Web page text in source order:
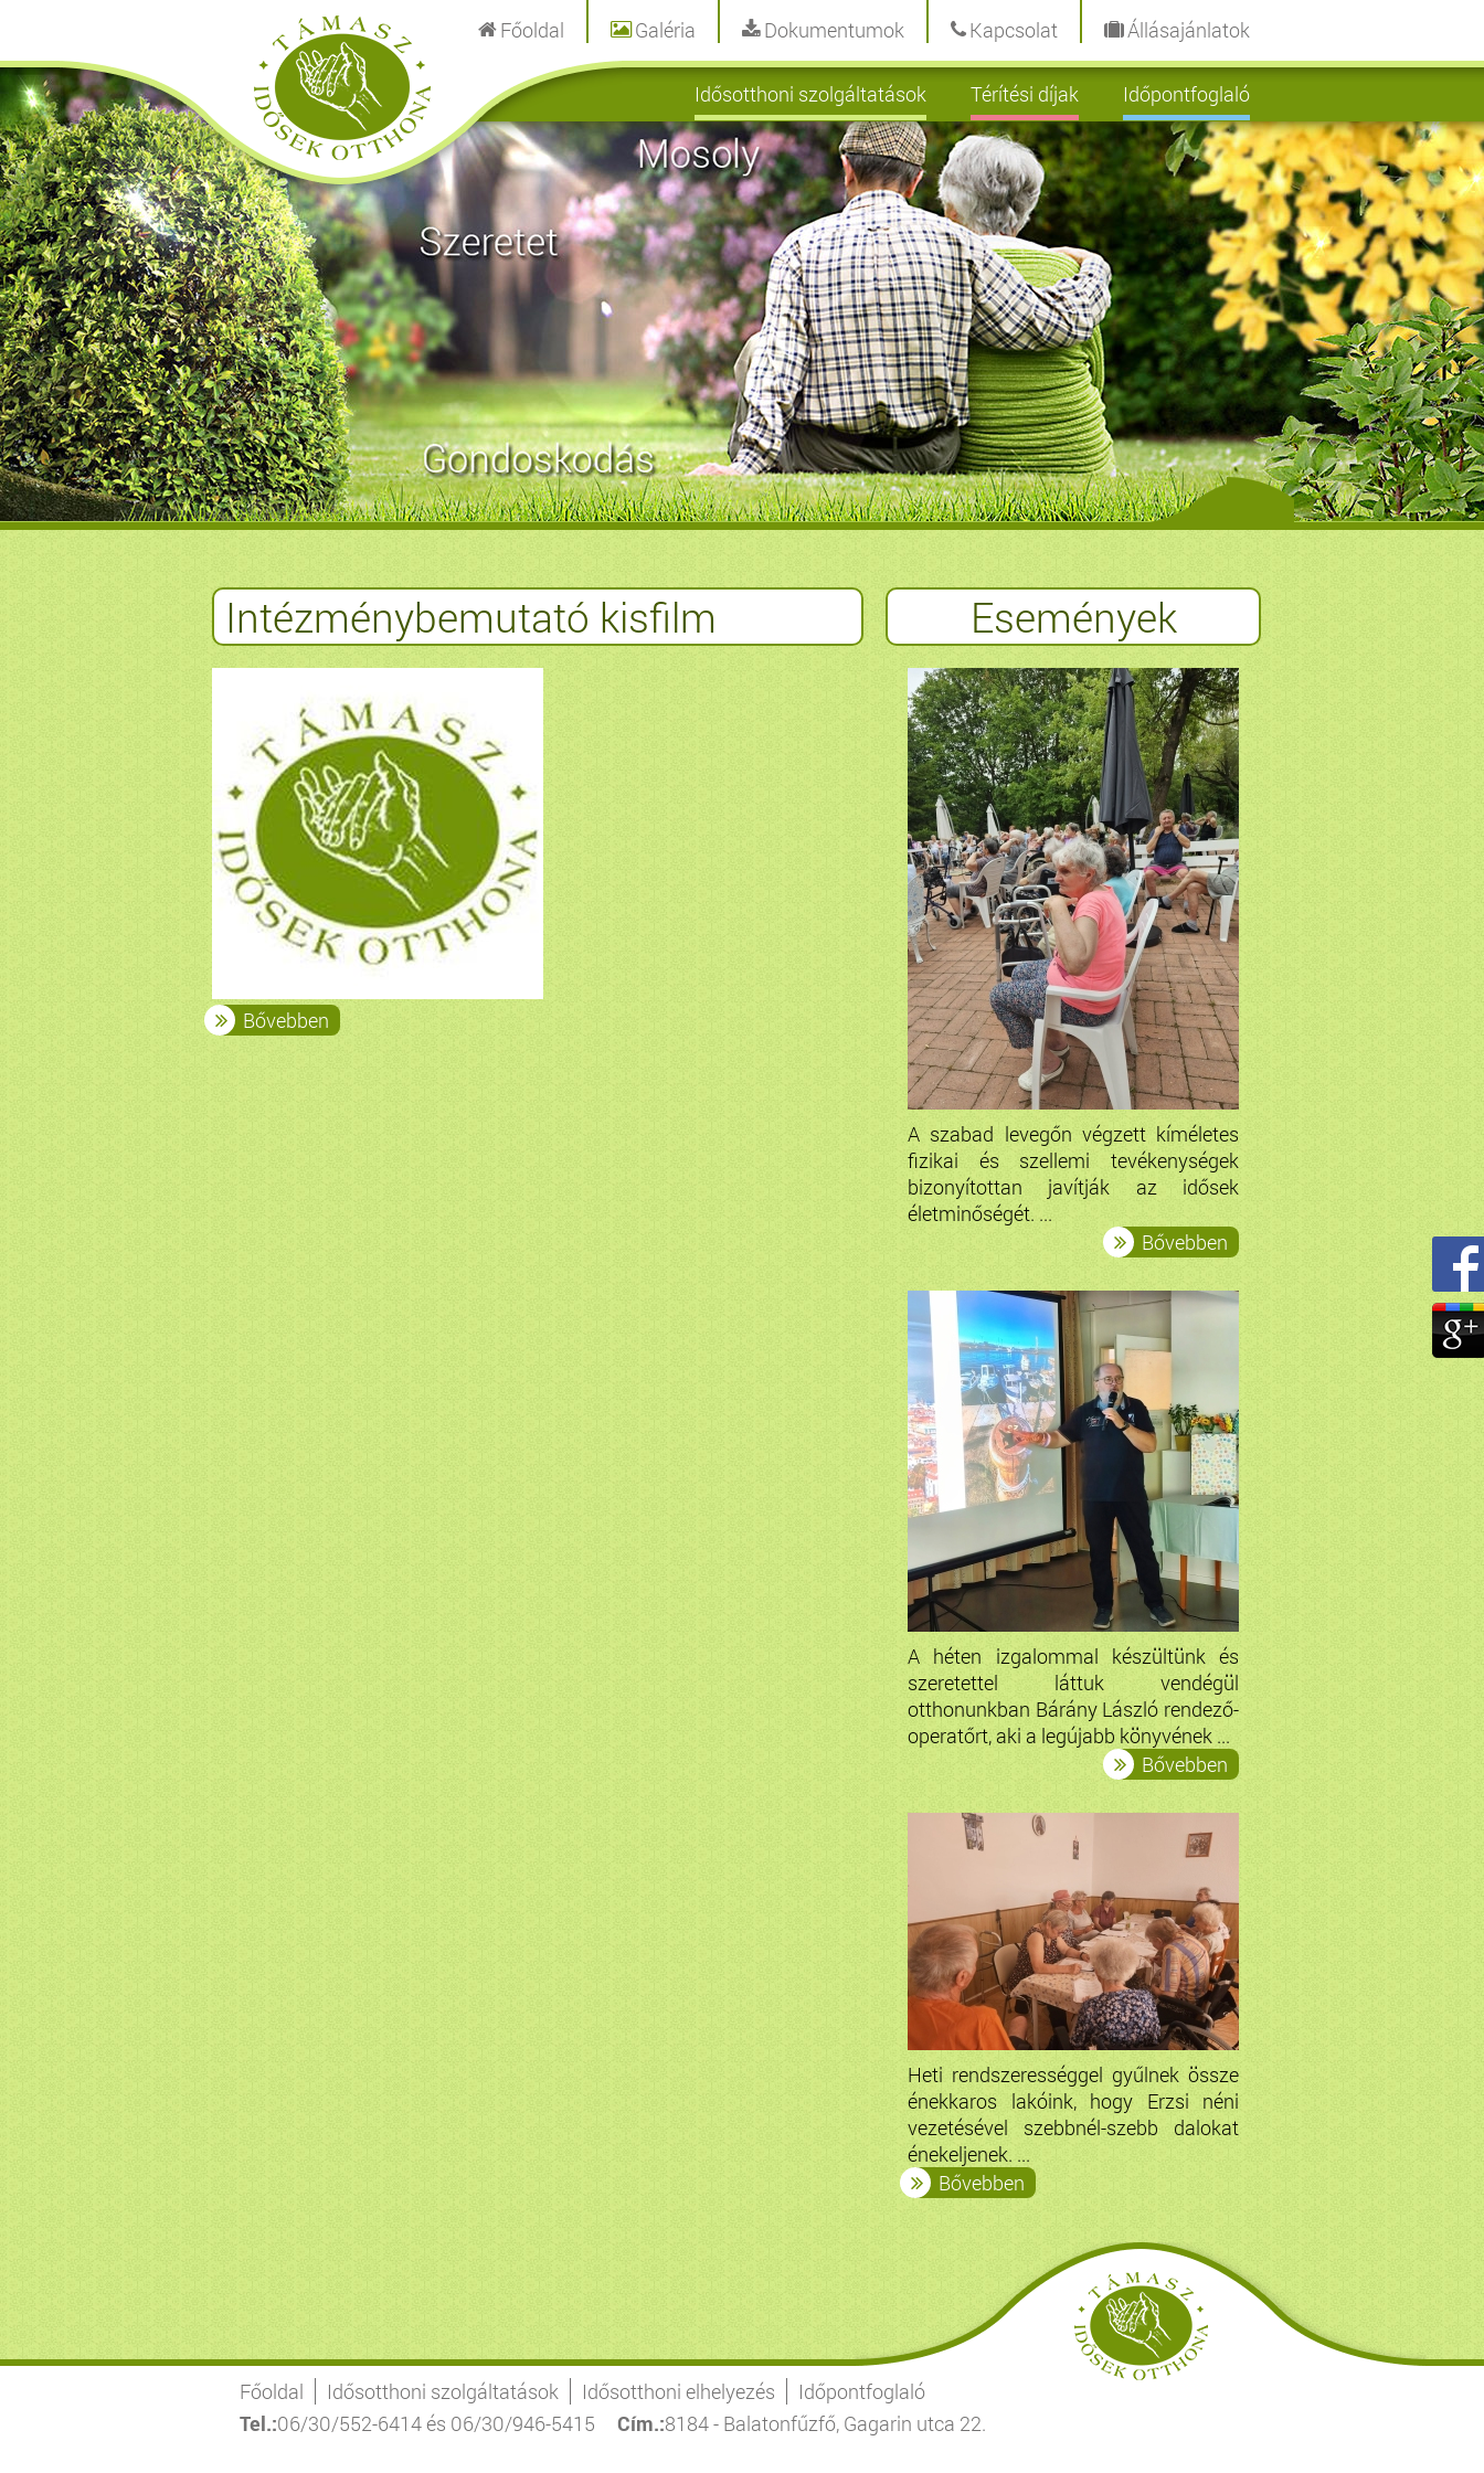
Főoldal Galéria Dokumentumok Kapcsolat Állásajánlatok
Idősotthoni szolgáltatások Térítési díjak Időpontfoglaló
Intézménybemutató kisfilm
Bővebben
Események
A szabad levegőn végzett kíméletes
fizikai és szellemi tevékenységek
bizonyítottan javítják az idősek
életminőségét. ...
Bővebben
A héten izgalommal készültünk és
szeretettel láttuk vendégül
otthonunkban Bárány László rendező-
operatőrt, aki a legújabb könyvének ...
Bővebben
Heti rendszerességgel gyűlnek össze
énekkaros lakóink, hogy Erzsi néni
vezetésével szebbnél-szebb dalokat
énekeljenek. ...
Bővebben
Főoldal Idősotthoni szolgáltatások Idősotthoni elhelyezés
Időpontfoglaló
Tel.:06/30/552-6414 és 06/30/946-5415 Cím.:8184 - Balatonfűzfő, Gagarin utca 22.